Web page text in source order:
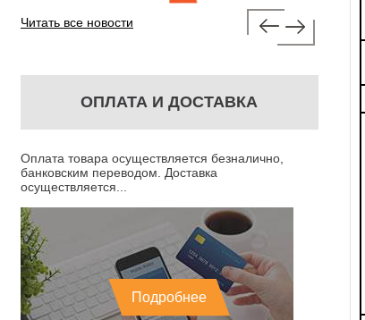
Читать все новости
ОПЛАТА И ДОСТАВКА
Оплата товара осуществляется безналично,
банковским переводом. Доставка
осуществляется...
Подробнее